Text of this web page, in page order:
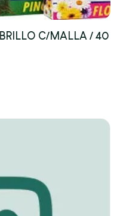
C/MALLA / 40